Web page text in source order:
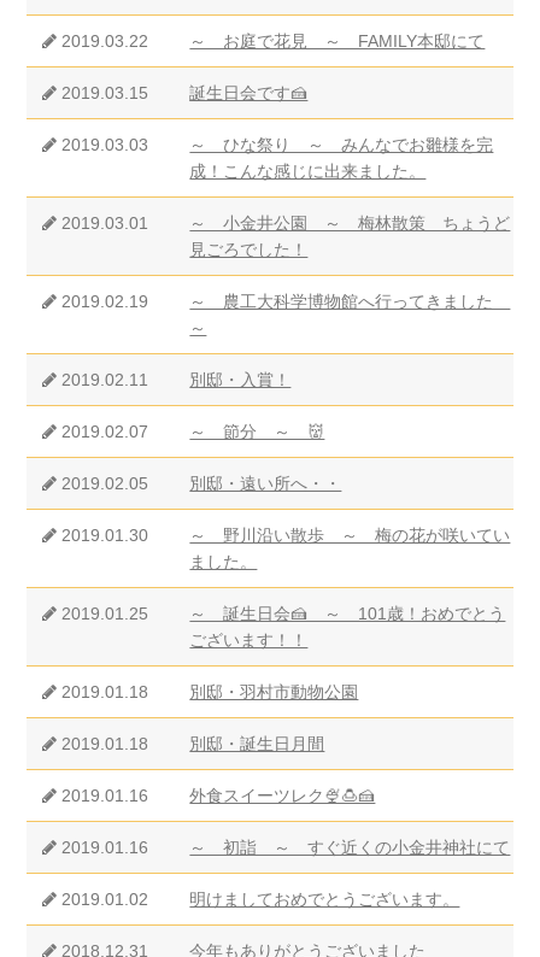
2019.03.22 ～ お庭で花見 ～ FAMILY本邸にて
2019.03.15 誕生日会です🍰
2019.03.03
～ ひな祭り ～ みんなでお雛様を完
成！こんな感じに出来ました。
2019.03.01
～ 小金井公園 ～ 梅林散策 ちょうど
見ごろでした！
2019.02.19
～ 農工大科学博物館へ行ってきました
～
2019.02.11 別邸・入賞！
2019.02.07 ～ 節分 ～ 👹
2019.02.05 別邸・遠い所へ・・
2019.01.30
～ 野川沿い散歩 ～ 梅の花が咲いてい
ました。
2019.01.25
～ 誕生日会🍰 ～ 101歳！おめでとう
ございます！！
2019.01.18 別邸・羽村市動物公園
2019.01.18 別邸・誕生日月間
2019.01.16 外食スイーツレク🍨🍮🍰
2019.01.16 ～ 初詣 ～ すぐ近くの小金井神社にて
2019.01.02 明けましておめでとうございます。
2018.12.31 今年もありがとうございました